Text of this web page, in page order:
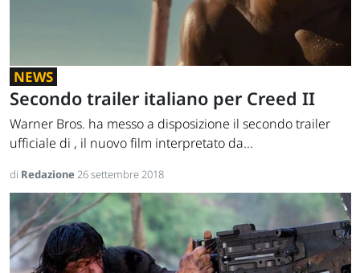
NEWS
Secondo trailer italiano per Creed II
Warner Bros. ha messo a disposizione il secondo trailer
ufficiale di , il nuovo film interpretato da...
di Redazione26 settembre 2018